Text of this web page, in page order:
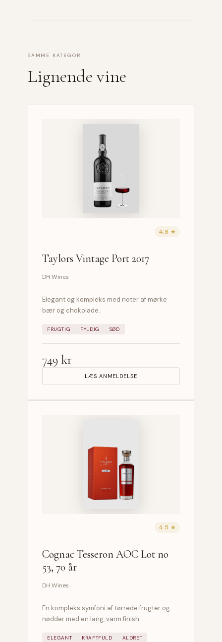
SAMME KATEGORI
Lignende vine
4.8 ★
Taylors Vintage Port 2017
DH Wines
Elegant og kompleks med noter af mørke
bær og chokolade.
FRUGTIG FYLDIG SØD
749 kr
LÆS ANMELDELSE
4.5 ★
Cognac Tesseron AOC Lot no
53, 70 år
DH Wines
En kompleks symfoni af tørrede frugter og
nødder med en lang, varm finish.
ELEGANT KRAFTFULD ALDRET